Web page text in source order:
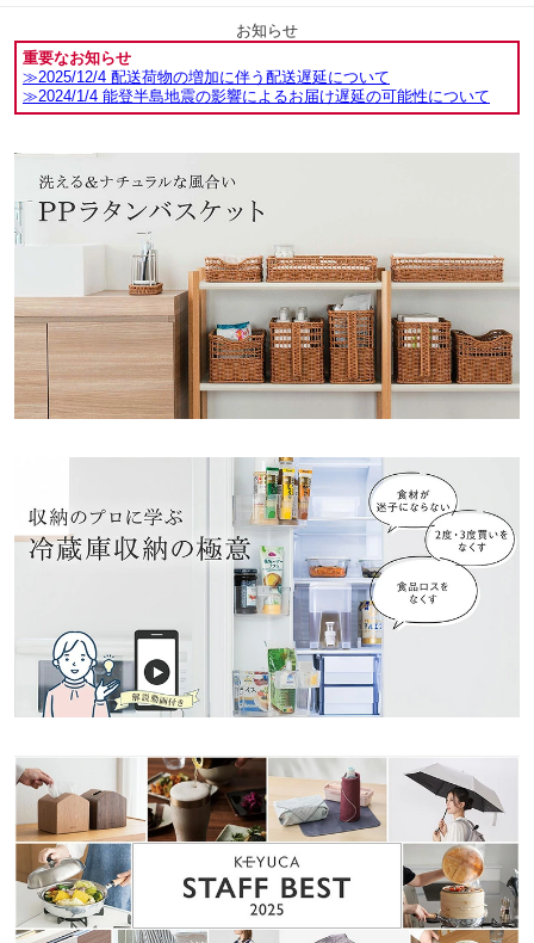
お知らせ
重要なお知らせ
≫2025/12/4 配送荷物の増加に伴う配送遅延について
≫2024/1/4 能登半島地震の影響によるお届け遅延の可能性について